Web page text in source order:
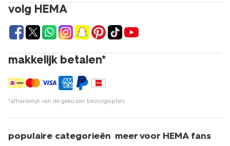
volg HEMA
makkelijk betalen*
*afhankelijk van de gekozen bezorgopties
populaire categorieën meer voor HEMA fans